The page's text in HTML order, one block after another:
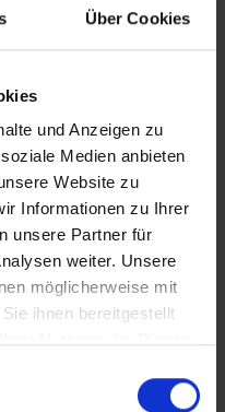
Über Cookies
und Anzeigen zu
Medien anbieten
Website zu
Informationen zu Ihrer
unsere Partner für
weiter. Unsere
möglicherweise mit
ihnen bereitgestellt